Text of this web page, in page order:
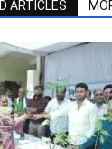
ARTICLES